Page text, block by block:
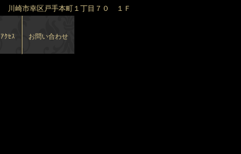
川崎市幸区戸手本町１丁目７０ １Ｆ
ｱｸｾｽ お問い合わせ